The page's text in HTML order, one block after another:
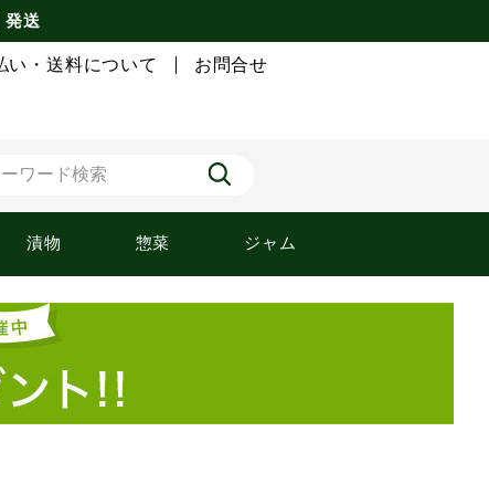
発送
い・送料について お問合せ
漬物 惣菜 ジャム